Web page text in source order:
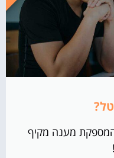
המספקת מענה מקיף